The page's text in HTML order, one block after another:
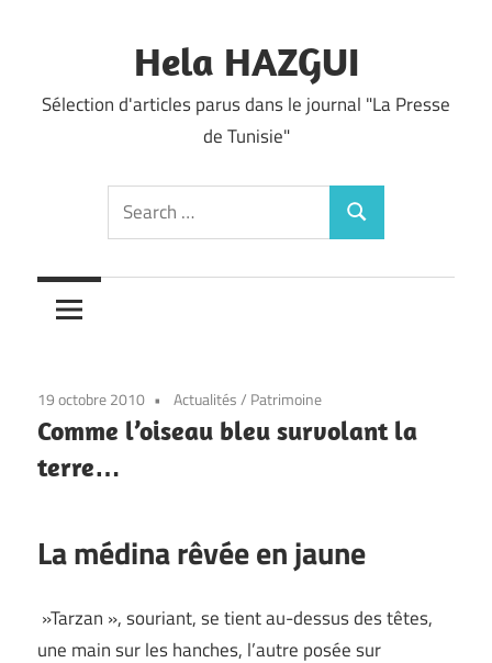
Hela HAZGUI
Sélection d'articles parus dans le journal "La Presse
de Tunisie"
Search
for:
Search
19 octobre 2010 Actualités/ Patrimoine
Comme l’oiseau bleu survolant la
terre…
La médina rêvée en jaune
»Tarzan », souriant, se tient au-dessus des têtes,
une main sur les hanches, l’autre posée sur